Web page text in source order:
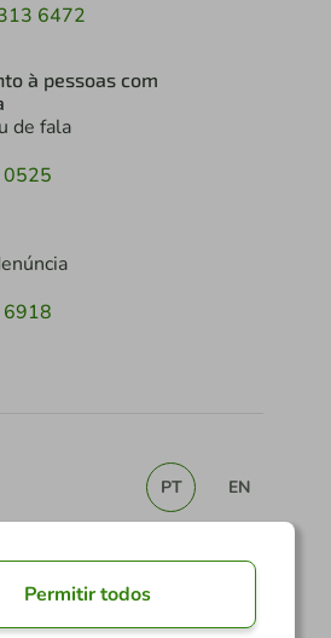
6472
à pessoas com
de fala
PT EN
Permitir todos